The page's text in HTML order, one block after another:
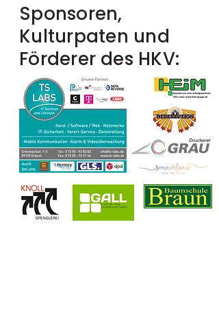
Sponsoren,
Kulturpaten und
Förderer des HKV: